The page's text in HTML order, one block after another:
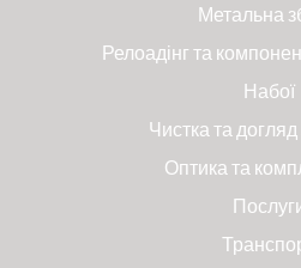
Метальна
Релоадінг та
Набої
Чистка та
Оптика та